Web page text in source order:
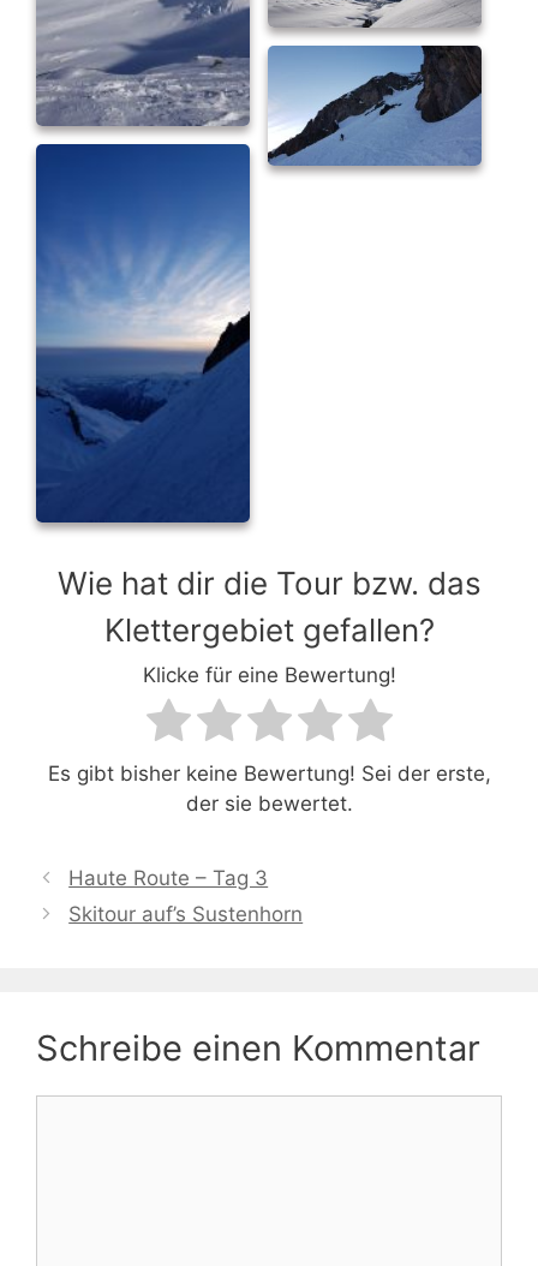
Wie hat dir die Tour bzw. das
Klettergebiet gefallen?
Klicke für eine Bewertung!
Es gibt bisher keine Bewertung! Sei der erste,
der sie bewertet.
Haute Route – Tag 3
Skitour auf’s Sustenhorn
Schreibe einen Kommentar